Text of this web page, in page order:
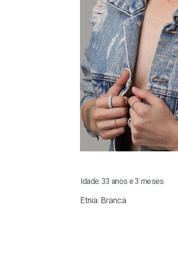
Idade: 33 anos e 3 meses
Etnia: Branca